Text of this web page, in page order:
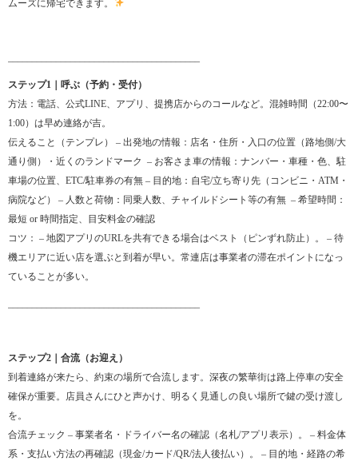
ムーズに帰宅できます。
ステップ1｜呼ぶ（予約・受付）
方法：電話、公式LINE、アプリ、提携店からのコールなど。混雑時間（22:00〜
1:00）は早め連絡が吉。
伝えること（テンプレ） – 出発地の情報：店名・住所・入口の位置（路地側/大
通り側）・近くのランドマーク – お客さま車の情報：ナンバー・車種・色、駐
車場の位置、ETC/駐車券の有無 – 目的地：自宅/立ち寄り先（コンビニ・ATM・
病院など） – 人数と荷物：同乗人数、チャイルドシート等の有無 ‍‍ – 希望時間：
最短 or 時間指定、目安料金の確認
コツ： – 地図アプリのURLを共有できる場合はベスト（ピンずれ防止）。 – 待
機エリアに近い店を選ぶと到着が早い。常連店は事業者の滞在ポイントになっ
ていることが多い。
ステップ2｜合流（お迎え）
到着連絡が来たら、約束の場所で合流します。深夜の繁華街は路上停車の安全
確保が重要。店員さんにひと声かけ、明るく見通しの良い場所で鍵の受け渡し
を。
合流チェック – 事業者名・ドライバー名の確認（名札/アプリ表示）。 – 料金体
系・支払い方法の再確認（現金/カード/QR/法人後払い）。 – 目的地・経路の希